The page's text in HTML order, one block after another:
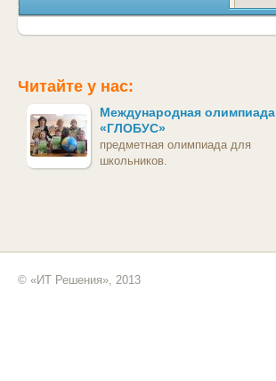
Читайте у нас:
Международная олимпиада
«ГЛОБУС»
предметная олимпиада для
школьников.
© «ИТ Решения», 2013